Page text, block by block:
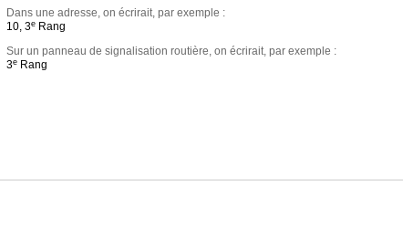
Dans une adresse, on écrirait, par exemple :
10, 3e Rang
Sur un panneau de signalisation routière, on écrirait, par exemple :
3e Rang